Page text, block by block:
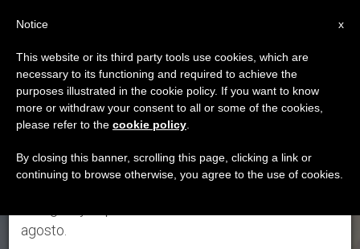
ETIQUETA
Posts Tagged
‘defensor Del Pueblo’
ÚLTIMAS NOTICIAS
×
Aviso importante
Del 27 de julio al 7 de agosto haremos la pausa
anual, aprovechando que en el periodo de verano
se generan menos informaciones y también el
agosto.
x
Notice
This website or its third party tools use cookies, which are
necessary to its functioning and required to achieve the
purposes illustrated in the cookie policy. If you want to know
more or withdraw your consent to all or some of the cookies,
please refer to the cookie policy
By closing this banner, scrolling this page, clicking a link or
continuing to browse otherwise, you agree to the use of cookies.